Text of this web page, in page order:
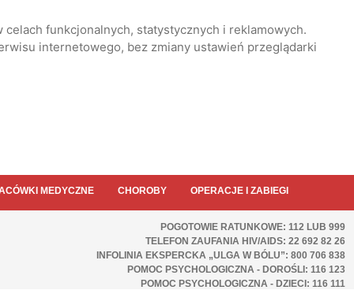
funkcjonalnych, statystycznych i reklamowych.
internetowego, bez zmiany ustawień przeglądarki
MEDYCZNE CHOROBY OPERACJE I ZABIEGI
POGOTOWIE RATUNKOWE: 112 LUB 999
TELEFON ZAUFANIA HIV/AIDS: 22 692 82 26
INFOLINIA EKSPERCKA „ULGA W BÓLU”: 800 706 838
POMOC PSYCHOLOGICZNA - DOROŚLI: 116 123
POMOC PSYCHOLOGICZNA - DZIECI: 116 111